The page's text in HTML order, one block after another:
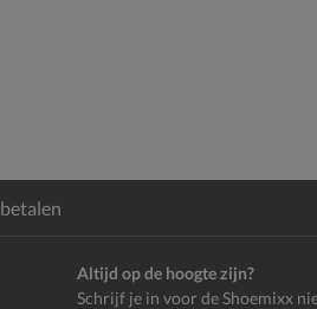
betalen
Altijd op de hoogte zijn?
Schrijf je in voor de Shoemixx